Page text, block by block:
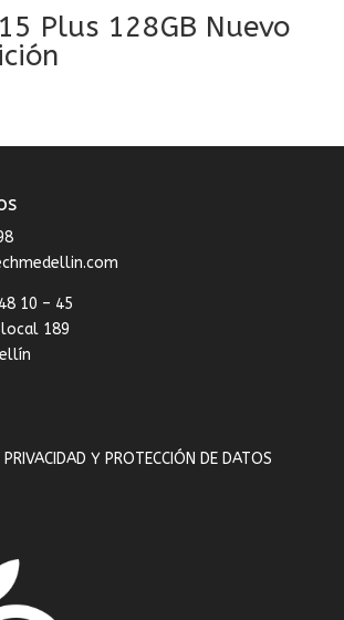
Plus 128GB Nuevo
10 – 45
189
PRIVACIDAD Y PROTECCIÓN DE DATOS